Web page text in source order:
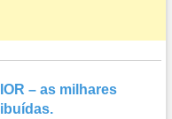
– as milhares